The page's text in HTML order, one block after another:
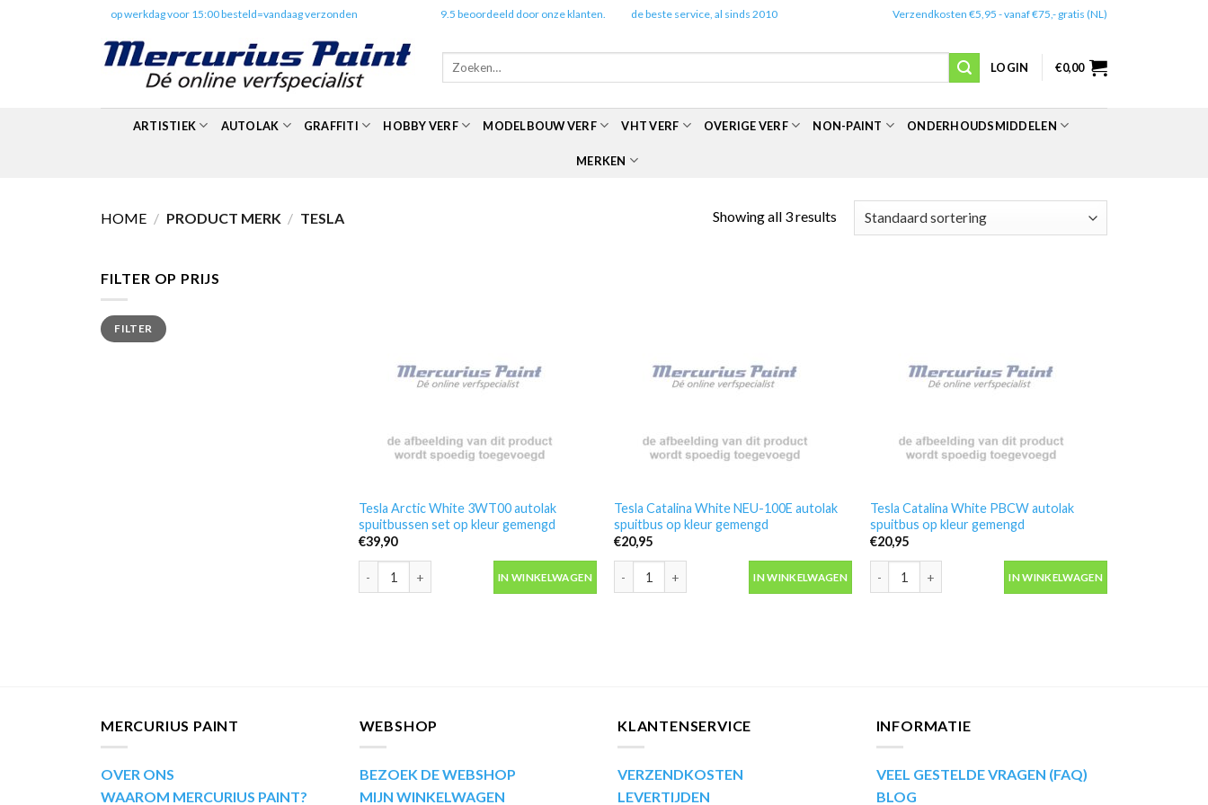
op werkdag voor 15:00 besteld=vandaag verzonden 9.5 beoordeeld door onze klanten. de beste service, al sinds 2010 Verzendkosten €5,95 - vanaf €75,- gratis (NL)
Zoeken
LOGIN €0,00
ARTISTIEK AUTOLAK GRAFFITI HOBBY VERF MODELBOUW VERF VHT VERF OVERIGE VERF NON-PAINT ONDERHOUDSMIDDELEN
MERKEN
HOME / PRODUCT MERK / TESLA Showing all 3 results
FILTER OP PRIJS
Min.
prijs
Max.
prijsFILTER
Tesla Arctic White 3WT00 autolak
spuitbussen set op kleur gemengd
€39,90
Tesla Arctic White 3WT00 autolak spuitbussen set op kleur gemengd aantal
IN WINKELWAGEN
Tesla Catalina White NEU-100E autolak
spuitbus op kleur gemengd
€20,95
Tesla Catalina White NEU-100E autolak spuitbus op kleur gemengd aantal
IN WINKELWAGEN
Tesla Catalina White PBCW autolak
spuitbus op kleur gemengd
€20,95
Tesla Catalina White PBCW autolak spuitbus op kleur
IN WINKELWAGEN
MERCURIUS PAINT
OVER ONS
WAAROM MERCURIUS PAINT?
WEBSHOP
BEZOEK DE WEBSHOP
MIJN WINKELWAGEN
KLANTENSERVICE
VERZENDKOSTEN
LEVERTIJDEN
INFORMATIE
VEEL GESTELDE VRAGEN (FAQ)
BLOG